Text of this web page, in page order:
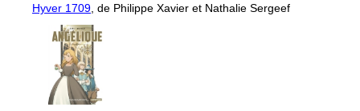
Hyver 1709 , de Philippe Xavier et Nathalie Sergeef